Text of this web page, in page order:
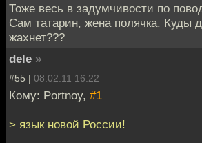
Тоже весь в задумчивости по
Сам татарин, жена полячка. Куды
жахнет???
dele »
#55 | 08.02.11 16:22
Кому: Portnoy, #1
> язык новой России!